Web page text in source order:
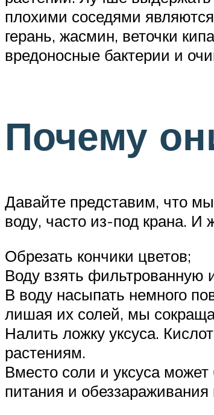
плохими соседями
герань, жасмин, веточки
вредоносные бактерии и
Почему
Давайте представим, что
воду, часто из-под крана.
Обрезать кончики цветов;
Воду взять фильтрованную
В воду насыпать немного
лишая их солей, мы
Налить ложку уксуса.
растениям.
Вместо соли и уксуса
питания и